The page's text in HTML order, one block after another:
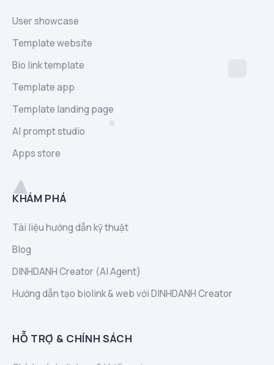
User showcase
Template website
Bio link template
Template app
Template landing page
AI prompt studio
Apps store
KHÁM PHÁ
Tài liệu hướng dẫn kỹ thuật
Blog
DINHDANH Creator (AI Agent)
Hướng dẫn tạo biolink & web với DINHDANH Creator
HỖ TRỢ & CHÍNH SÁCH